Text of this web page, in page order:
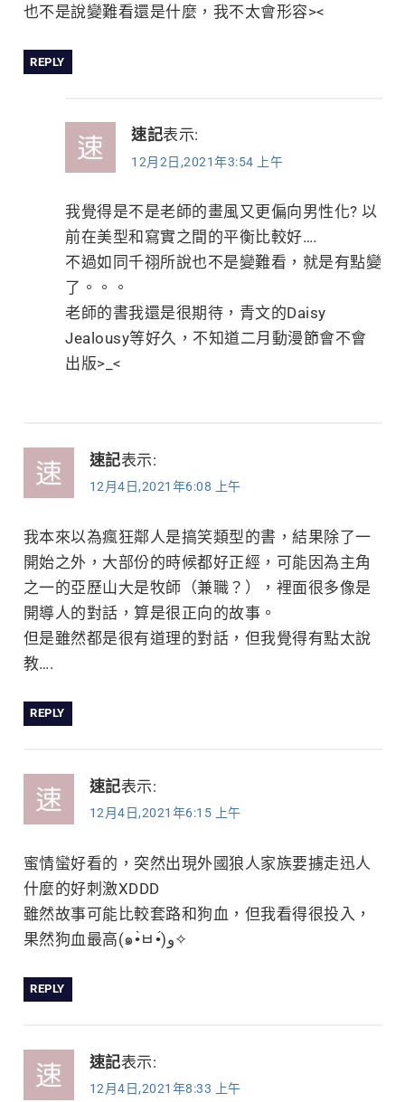
也不是說變難看還是什麼，我不太會形容><
REPLY
速記表示:
12月2日,2021年3:54 上午
我覺得是不是老師的畫風又更偏向男性化? 以
前在美型和寫實之間的平衡比較好….
不過如同千祤所說也不是變難看，就是有點變
了。。。
老師的書我還是很期待，青文的Daisy
Jealousy等好久，不知道二月動漫節會不會
出版>_<
速記表示:
12月4日,2021年6:08 上午
我本來以為瘋狂鄰人是搞笑類型的書，結果除了一
開始之外，大部份的時候都好正經，可能因為主角
之一的亞歷山大是牧師（兼職？），裡面很多像是
開導人的對話，算是很正向的故事。
但是雖然都是很有道理的對話，但我覺得有點太說
教….
REPLY
速記表示:
12月4日,2021年6:15 上午
蜜情蠻好看的，突然出現外國狼人家族要擄走迅人
什麼的好刺激XDDD
雖然故事可能比較套路和狗血，但我看得很投入，
果然狗血最高(๑•̀ㅂ•́)و✧
REPLY
速記表示:
12月4日,2021年8:33 上午